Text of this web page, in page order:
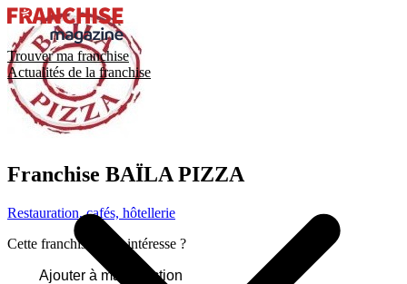
Trouver ma franchise
Actualités de la franchise
Franchise BAÏLA PIZZA
Restauration, cafés, hôtellerie
Cette franchise vous intéresse ?
Ajouter à ma sélection